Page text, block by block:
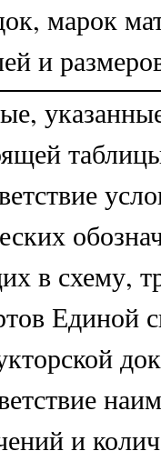
марок
и
в схему,
Единой
и